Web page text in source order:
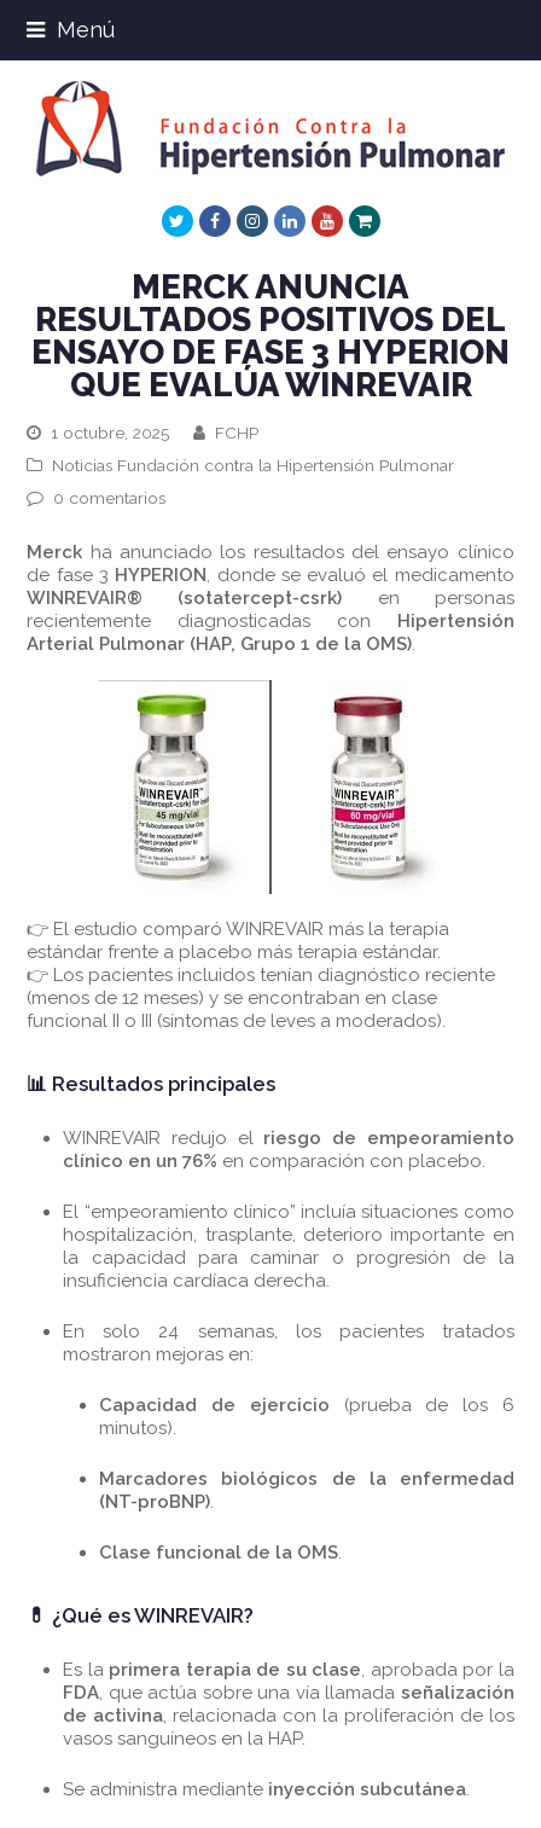
Menú
TwitterFacebookInstagram
LinkedInYoutube
Xing
MERCK ANUNCIA
RESULTADOS POSITIVOS DEL
ENSAYO DE FASE 3 HYPERION
QUE EVALÚA WINREVAIR
1 octubre, 2025
FCHP
Noticias Fundación contra la Hipertensión Pulmonar
0 comentarios
Merck ha anunciado los resultados del ensayo clínico
de fase 3 HYPERION, donde se evaluó el medicamento
WINREVAIR® (sotatercept-csrk) en personas
recientemente diagnosticadas con Hipertensión
Arterial Pulmonar (HAP, Grupo 1 de la OMS).
👉 El estudio comparó WINREVAIR más la terapia
estándar frente a placebo más terapia estándar.
👉 Los pacientes incluidos tenían diagnóstico reciente
(menos de 12 meses) y se encontraban en clase
funcional II o III (síntomas de leves a moderados).
📊 Resultados principales
WINREVAIR redujo el riesgo de empeoramiento
clínico en un 76% en comparación con placebo.
El “empeoramiento clínico” incluía situaciones como
hospitalización, trasplante, deterioro importante en
la capacidad para caminar o progresión de la
insuficiencia cardíaca derecha.
En solo 24 semanas, los pacientes tratados
mostraron mejoras en:
Capacidad de ejercicio (prueba de los 6
minutos).
Marcadores biológicos de la enfermedad
(NT-proBNP).
Clase funcional de la OMS.
💊 ¿Qué es WINREVAIR?
Es la primera terapia de su clase, aprobada por la
FDA, que actúa sobre una vía llamada señalización
de activina, relacionada con la proliferación de los
vasos sanguíneos en la HAP.
Se administra mediante inyección subcutánea.